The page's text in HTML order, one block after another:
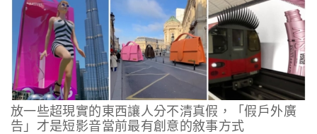
放一些超現實的東西讓人分不清真假，「假戶外廣
告」才是短影音當前最有創意的敘事方式